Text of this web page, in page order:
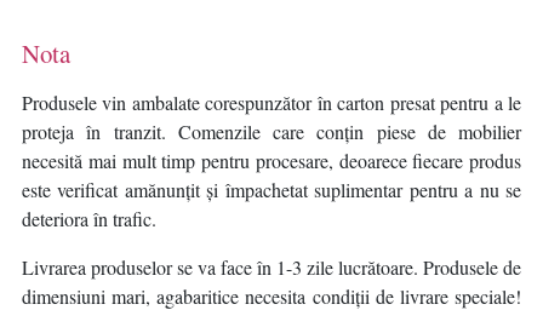
Nota
Produsele vin ambalate corespunzător în carton presat pentru a le
proteja în tranzit. Comenzile care conțin piese de mobilier
necesită mai mult timp pentru procesare, deoarece fiecare produs
este verificat amănunțit și împachetat suplimentar pentru a nu se
deteriora în trafic.
Livrarea produselor se va face în 1-3 zile lucrătoare. Produsele de
dimensiuni mari, agabaritice necesita condiții de livrare speciale!